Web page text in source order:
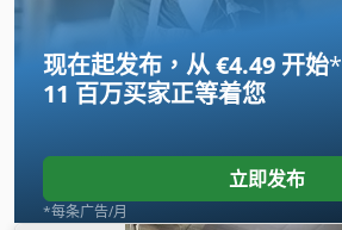
现在起发布，从 €4.49 开始*
11 百万买家正等着您
立即发布
*每条广告/月